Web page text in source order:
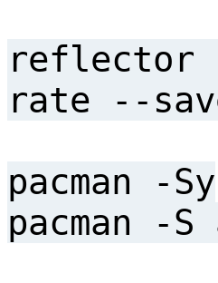
reflector
rate --
pacman -Sy
pacman -